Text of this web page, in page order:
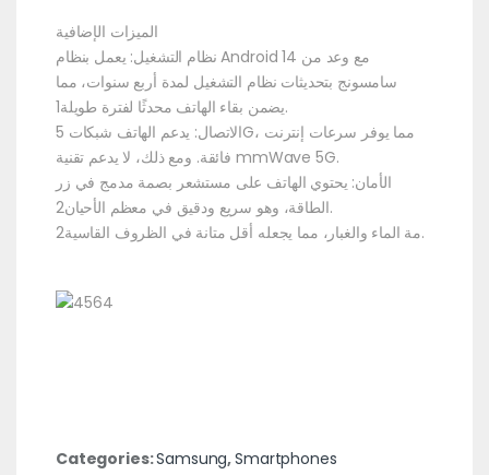
الميزات الإضافية
نظام التشغيل: يعمل بنظام Android 14 مع وعد من
سامسونج بتحديثات نظام التشغيل لمدة أربع سنوات، مما
يضمن بقاء الهاتف محدثًا لفترة طويلة1.
الاتصال: يدعم الهاتف شبكات 5G، مما يوفر سرعات إنترنت
فائقة. ومع ذلك، لا يدعم تقنية mmWave 5G.
الأمان: يحتوي الهاتف على مستشعر بصمة مدمج في زر
الطاقة، وهو سريع ودقيق في معظم الأحيان2.
مة الماء والغبار، مما يجعله أقل متانة في الظروف القاسية2.
Categories:Samsung,Smartphones